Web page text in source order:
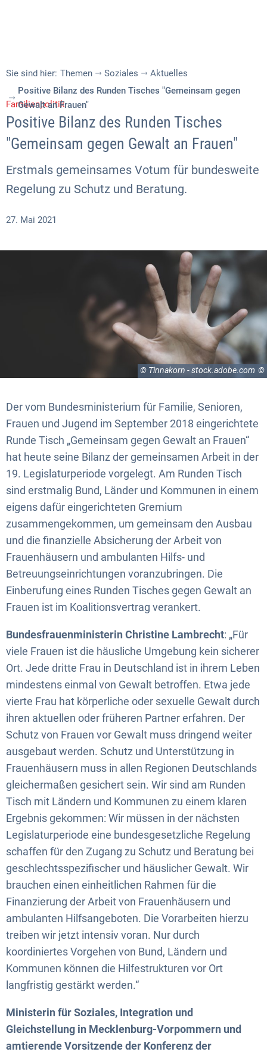
Sie sind hier: Themen Soziales
Aktuelles
Positive Bilanz des Runden Tisches "Gemeinsam gegen
Gewalt an Frauen"
Familienpolitik
Positive Bilanz des Runden Tisches
"Gemeinsam gegen Gewalt an Frauen"
Erstmals gemeinsames Votum für bundesweite
Regelung zu Schutz und Beratung.
27. Mai 2021
© Tinnakorn - stock.adobe.com
Der vom Bundesministerium für Familie, Senioren,
Frauen und Jugend im September 2018 eingerichtete
Runde Tisch „Gemeinsam gegen Gewalt an Frauen“
hat heute seine Bilanz der gemeinsamen Arbeit in der
19. Legislaturperiode vorgelegt. Am Runden Tisch
sind erstmalig Bund, Länder und Kommunen in einem
eigens dafür eingerichteten Gremium
zusammengekommen, um gemeinsam den Ausbau
und die finanzielle Absicherung der Arbeit von
Frauenhäusern und ambulanten Hilfs- und
Betreuungseinrichtungen voranzubringen. Die
Einberufung eines Runden Tisches gegen Gewalt an
Frauen ist im Koalitionsvertrag verankert.
Bundesfrauenministerin Christine Lambrecht: „Für
viele Frauen ist die häusliche Umgebung kein sicherer
Ort. Jede dritte Frau in Deutschland ist in ihrem Leben
mindestens einmal von Gewalt betroffen. Etwa jede
vierte Frau hat körperliche oder sexuelle Gewalt durch
ihren aktuellen oder früheren Partner erfahren. Der
Schutz von Frauen vor Gewalt muss dringend weiter
ausgebaut werden. Schutz und Unterstützung in
Frauenhäusern muss in allen Regionen Deutschlands
gleichermaßen gesichert sein. Wir sind am Runden
Tisch mit Ländern und Kommunen zu einem klaren
Ergebnis gekommen: Wir müssen in der nächsten
Legislaturperiode eine bundesgesetzliche Regelung
schaffen für den Zugang zu Schutz und Beratung bei
geschlechtsspezifischer und häuslicher Gewalt. Wir
brauchen einen einheitlichen Rahmen für die
Finanzierung der Arbeit von Frauenhäusern und
ambulanten Hilfsangeboten. Die Vorarbeiten hierzu
treiben wir jetzt intensiv voran. Nur durch
koordiniertes Vorgehen von Bund, Ländern und
Kommunen können die Hilfestrukturen vor Ort
langfristig gestärkt werden.“
Ministerin für Soziales, Integration und
Gleichstellung in Mecklenburg-Vorpommern und
amtierende Vorsitzende der Konferenz der